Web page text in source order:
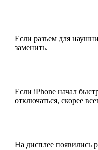
Если разъем для
заменить.
Если iPhone начал
отключаться, скорее
На дисплее появились